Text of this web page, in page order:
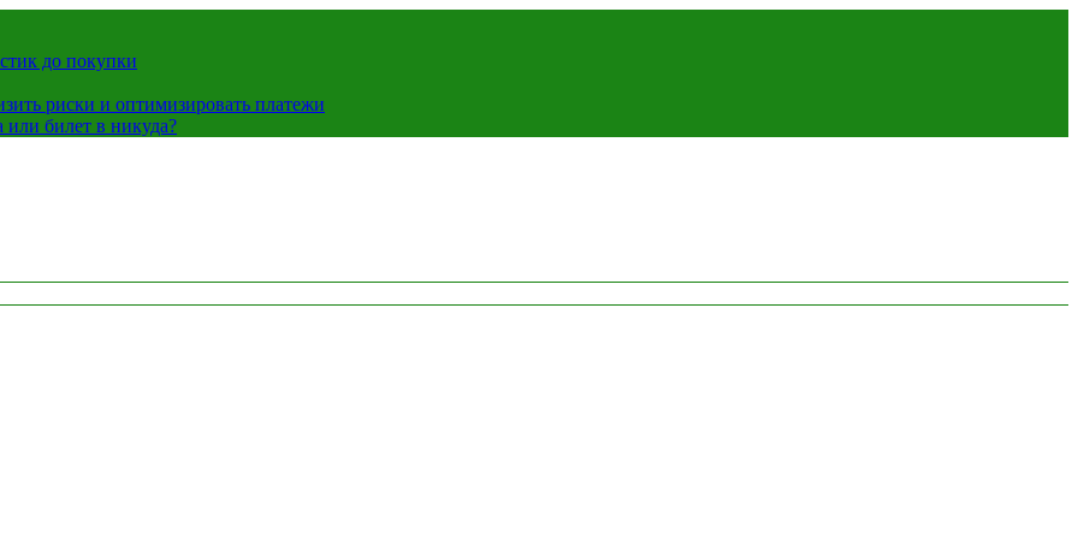
до покупки
риски и оптимизировать платежи
или билет в никуда?